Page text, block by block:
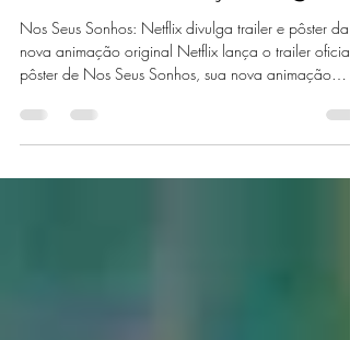
divulga trailer e pôster da
sua nova animação original
Nos Seus Sonhos: Netflix divulga trailer e pôster da
nova animação original Netflix lança o trailer oficial e